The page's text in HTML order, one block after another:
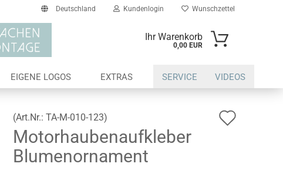
Deutschland Kundenlogin
Konto erstellen
Wunschzettel
Ihr Warenkorb
0,00 EUR
EIGENE LOGOS EXTRAS SERVICE VIDEOS
(Art.Nr.: TA-M-010-123)
Motorhaubenaufkleber
Blumenornament